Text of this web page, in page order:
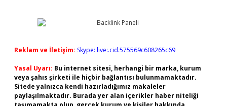
Reklam ve İletişim: Skype: live:.cid.575569c608265c69
Yasal Uyarı: Bu internet sitesi, herhangi bir marka, kurum
veya şahıs şirketi ile hiçbir bağlantısı bulunmamaktadır.
Sitede yalnızca kendi hazırladığımız makaleler
paylaşılmaktadır. Burada yer alan içerikler haber niteliği